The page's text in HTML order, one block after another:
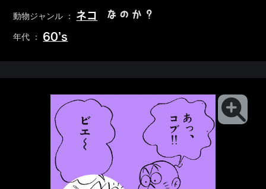
動物ジャンル ： ネコ なのか？
年代 ： 60’s